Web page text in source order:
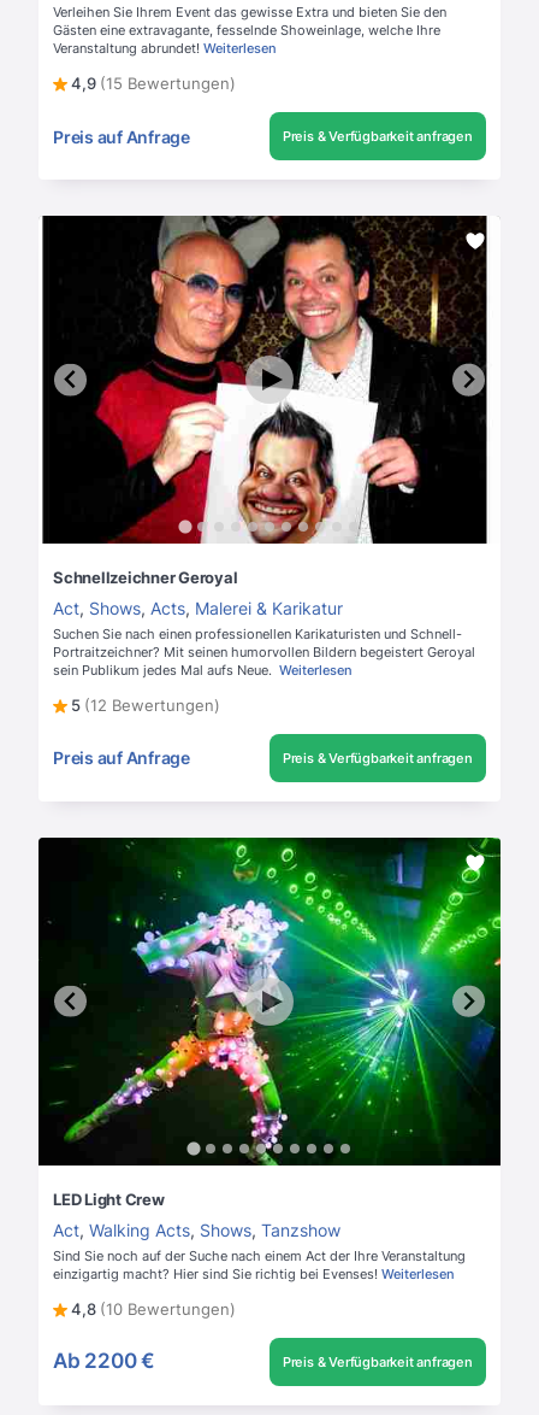
Verleihen Sie Ihrem Event das gewisse Extra und bieten Sie den
Gästen eine extravagante, fesselnde Showeinlage, welche Ihre
Veranstaltung abrundet! Weiterlesen
4,9 (15 Bewertungen)
Preis auf Anfrage Preis & Verfügbarkeit anfragen
Schnellzeichner Geroyal
Act, Shows, Acts, Malerei & Karikatur
Suchen Sie nach einen professionellen Karikaturisten und Schnell-
Portraitzeichner? Mit seinen humorvollen Bildern begeistert Geroyal
sein Publikum jedes Mal aufs Neue. Weiterlesen
5 (12 Bewertungen)
Preis auf Anfrage Preis & Verfügbarkeit anfragen
LED Light Crew
Act, Walking Acts, Shows, Tanzshow
Sind Sie noch auf der Suche nach einem Act der Ihre Veranstaltung
einzigartig macht? Hier sind Sie richtig bei Evenses! Weiterlesen
4,8 (10 Bewertungen)
Ab 2200 € Preis & Verfügbarkeit anfragen